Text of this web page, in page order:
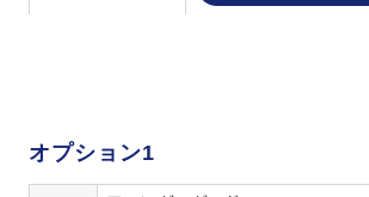
オプション1